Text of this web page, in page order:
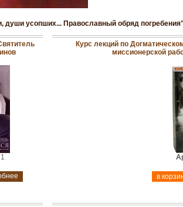
души усопших... Православный обряд
Курс лекций по
миссионерской